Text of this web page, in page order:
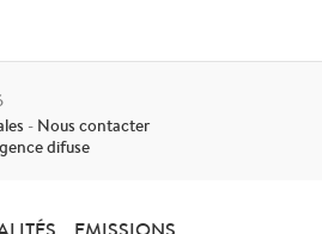
Lire l'article
- Nous contacter
difuse